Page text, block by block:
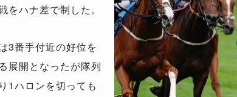
ハナ差で制した。
3番手付近の好位を
展開となったが隊列
1ハロンを切っても